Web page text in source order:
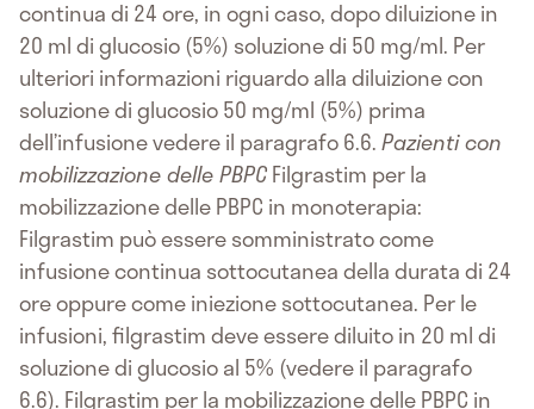
continua di 24 ore, in ogni caso, dopo diluizione in
20 ml di glucosio (5%) soluzione di 50 mg/ml. Per
ulteriori informazioni riguardo alla diluizione con
soluzione di glucosio 50 mg/ml (5%) prima
dell’infusione vedere il paragrafo 6.6.Pazienti con
mobilizzazione delle PBPCFilgrastim per la
mobilizzazione delle PBPC in monoterapia:
Filgrastim può essere somministrato come
infusione continua sottocutanea della durata di 24
ore oppure come iniezione sottocutanea. Per le
infusioni, filgrastim deve essere diluito in 20 ml di
soluzione di glucosio al 5% (vedere il paragrafo
6.6). Filgrastim per la mobilizzazione delle PBPC in